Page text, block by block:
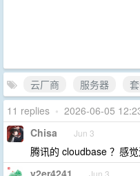
云厂商 服务器
11 replies • 2026-06-05
Chisa Jun 3
腾讯的 cloudbase ？感
v2er4241 Jun 3